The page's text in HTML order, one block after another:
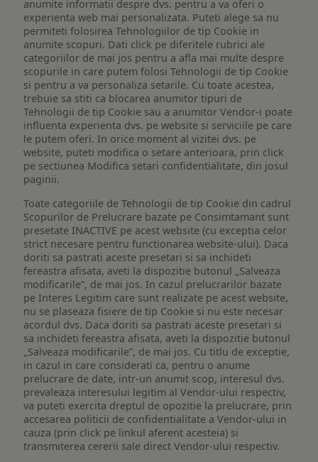
anumite informatii despre dvs. pentru a va oferi o
experienta web mai personalizata. Puteti alege sa nu
permiteti folosirea Tehnologiilor de tip Cookie in
anumite scopuri. Dati click pe diferitele rubrici ale
categoriilor de mai jos pentru a afla mai multe despre
scopurile in care putem folosi Tehnologii de tip Cookie
si pentru a va personaliza setarile. Cu toate acestea,
trebuie sa stiti ca blocarea anumitor tipuri de
Tehnologii de tip Cookie sau a anumitor Vendor-i poate
influenta experienta dvs. pe website si serviciile pe care
le putem oferi. In orice moment al vizitei dvs. pe
website, puteti modifica o setare anterioara, prin click
pe sectiunea Modifica setari confidentialitate, din josul
paginii.
Toate categoriile de Tehnologii de tip Cookie din cadrul
Scopurilor de Prelucrare bazate pe Consimtamant sunt
presetate INACTIVE pe acest website (cu exceptia celor
strict necesare pentru functionarea website-ului). Daca
doriti sa pastrati aceste presetari si sa inchideti
fereastra afisata, aveti la dispozitie butonul „Salveaza
modificarile”, de mai jos. In cazul prelucrarilor bazate
pe Interes Legitim care sunt realizate pe acest website,
nu se plaseaza fisiere de tip Cookie si nu este necesar
acordul dvs. Daca doriti sa pastrati aceste presetari si
sa inchideti fereastra afisata, aveti la dispozitie butonul
„Salveaza modificarile”, de mai jos. Cu titlu de exceptie,
in cazul in care considerati ca, pentru o anume
prelucrare de date, intr-un anumit scop, interesul dvs.
prevaleaza interesului legitim al Vendor-ului respectiv,
va puteti exercita dreptul de opozitie la prelucrare, prin
accesarea politicii de confidentialitate a Vendor-ului in
cauza (prin click pe linkul aferent acesteia) si
transmiterea cererii sale direct Vendor-ului respectiv.